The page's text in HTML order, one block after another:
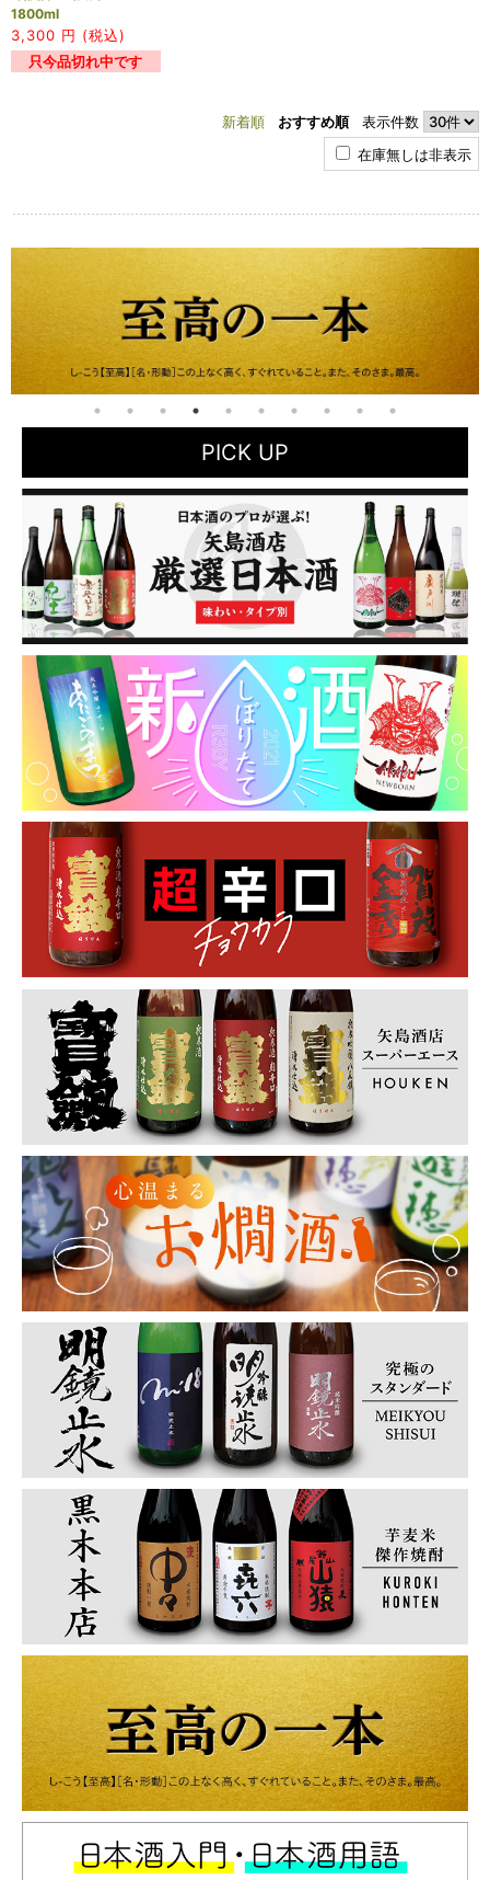
1800ml
3,300 円 (税込)
只今品切れ中です
新着順 おすすめ順表示件数
在庫無しは非表示
PICK UP